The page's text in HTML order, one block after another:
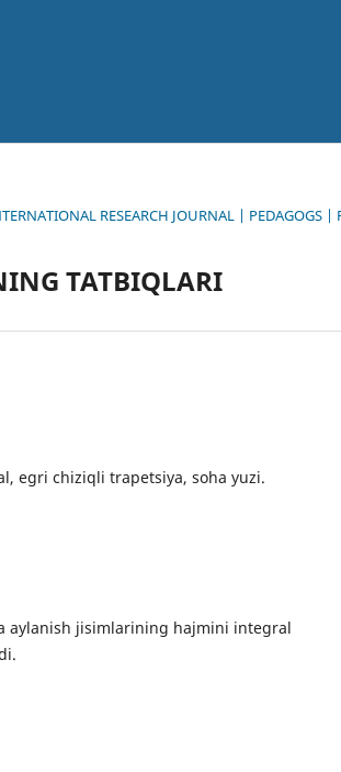
RESEARCH JOURNAL | PEDAGOGS
TATBIQLARI
egri chiziqli trapetsiya, soha yuzi.
aylanish jisimlarining hajmini integral